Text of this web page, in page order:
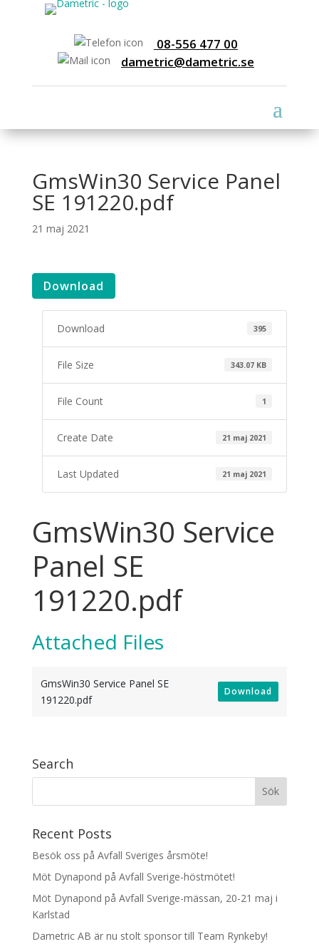
08-556 477 00
dametric@dametric.se
GmsWin30 Service Panel
SE 191220.pdf
21 maj 2021
Download
Download 395
File Size 343.07 KB
File Count 1
Create Date 21 maj 2021
Last Updated 21 maj 2021
GmsWin30 Service
Panel SE
191220.pdf
Attached Files
GmsWin30 Service Panel SE
191220.pdf
Download
Search
Recent Posts
Besök oss på Avfall Sveriges årsmöte!
Möt Dynapond på Avfall Sverige-höstmötet!
Möt Dynapond på Avfall Sverige-mässan, 20-21 maj i
Karlstad
Dametric AB är nu stolt sponsor till Team Rynkeby!